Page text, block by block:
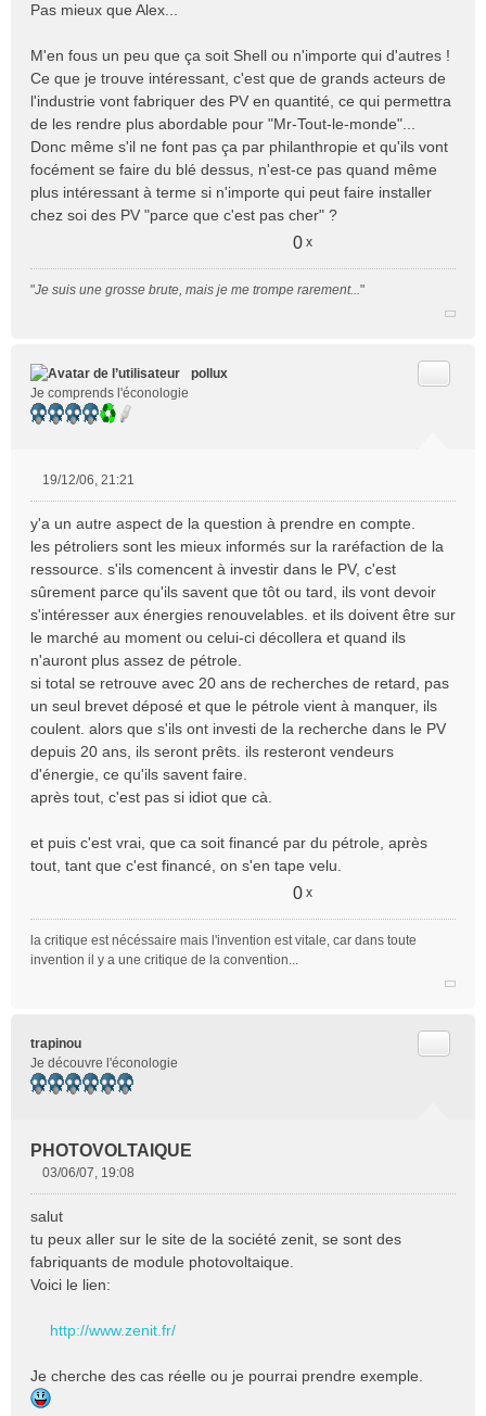
s
a
g
e
n
l
u
Pas mieux que Alex...
M'en fous un peu que ça soit Shell ou n'importe qui d'autres !
Ce que je trouve intéressant, c'est que de grands acteurs de
l'industrie vont fabriquer des PV en quantité, ce qui permettra
de les rendre plus abordable pour "Mr-Tout-le-monde"...
Donc même s'il ne font pas ça par philanthropie et qu'ils vont
focément se faire du blé dessus, n'est-ce pas quand même
plus intéressant à terme si n'importe qui peut faire installer
chez soi des PV "parce que c'est pas cher" ?
0 x
"Je suis une grosse brute, mais je me trompe rarement..."
pollux
Je comprends l'éconologie
s
s
a
g
e
n
u
19/12/06, 21:21
y'a un autre aspect de la question à prendre en compte.
les pétroliers sont les mieux informés sur la raréfaction de la
ressource. s'ils comencent à investir dans le PV, c'est
sûrement parce qu'ils savent que tôt ou tard, ils vont devoir
s'intéresser aux énergies renouvelables. et ils doivent être sur
le marché au moment ou celui-ci décollera et quand ils
n'auront plus assez de pétrole.
si total se retrouve avec 20 ans de recherches de retard, pas
un seul brevet déposé et que le pétrole vient à manquer, ils
coulent. alors que s'ils ont investi de la recherche dans le PV
depuis 20 ans, ils seront prêts. ils resteront vendeurs
d'énergie, ce qu'ils savent faire.
après tout, c'est pas si idiot que cà.
et puis c'est vrai, que ca soit financé par du pétrole, après
tout, tant que c'est financé, on s'en tape velu.
0 x
la critique est nécéssaire mais l'invention est vitale, car dans toute
invention il y a une critique de la convention...
trapinou
Je découvre l'éconologie
PHOTOVOLTAIQUE
s
a
g
l
u
03/06/07, 19:08
salut
tu peux aller sur le site de la société zenit, se sont des
fabriquants de module photovoltaique.
Voici le lien:
http://www.zenit.fr/
Je cherche des cas réelle ou je pourrai prendre exemple.